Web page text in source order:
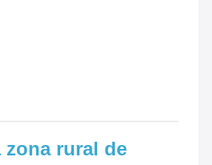
zona rural de